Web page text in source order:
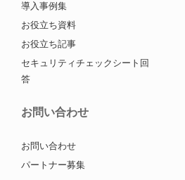
導入事例集
お役立ち資料
お役立ち記事
セキュリティチェックシート回
答
お問い合わせ
お問い合わせ
パートナー募集